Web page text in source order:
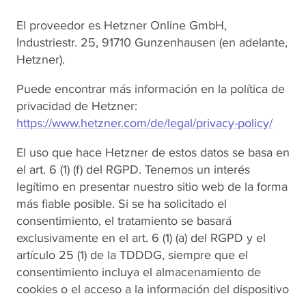
El proveedor es Hetzner Online GmbH,
Industriestr. 25, 91710 Gunzenhausen (en adelante,
Hetzner).
Puede encontrar más información en la política de
privacidad de Hetzner:
https://www.hetzner.com/de/legal/privacy-policy/
El uso que hace Hetzner de estos datos se basa en
el art. 6 (1) (f) del RGPD. Tenemos un interés
legítimo en presentar nuestro sitio web de la forma
más fiable posible. Si se ha solicitado el
consentimiento, el tratamiento se basará
exclusivamente en el art. 6 (1) (a) del RGPD y el
artículo 25 (1) de la TDDDG, siempre que el
consentimiento incluya el almacenamiento de
cookies o el acceso a la información del dispositivo